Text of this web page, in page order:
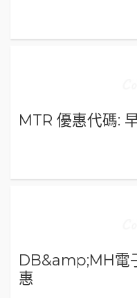
MTR 優惠代碼:
DB&amp;MH電
惠